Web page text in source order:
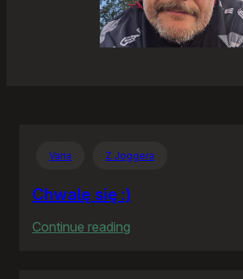
Varia Z Joggera
Chwalę się :)
Continue reading